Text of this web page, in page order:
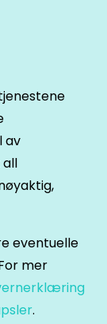
av
all
eventuelle
mer
.